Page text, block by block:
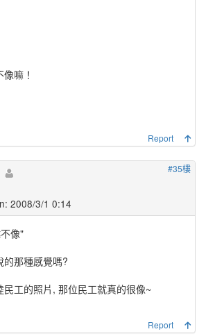
嘛！
Report
#35樓
2008/3/1 0:14
像"
的那種感覺嗎?
工的照片, 那位民工就真的很像~
Report